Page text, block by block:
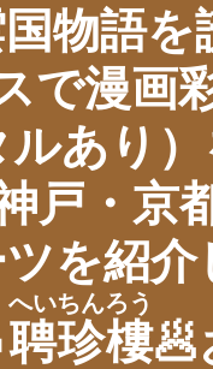
物語を
で漫画
あり
戸・京
を紹介
聘珍樓
へいちんろう
🥟